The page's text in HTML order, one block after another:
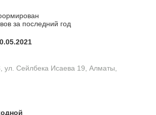
за последний год
ул. Сейлбека Исаева 19, Алматы,